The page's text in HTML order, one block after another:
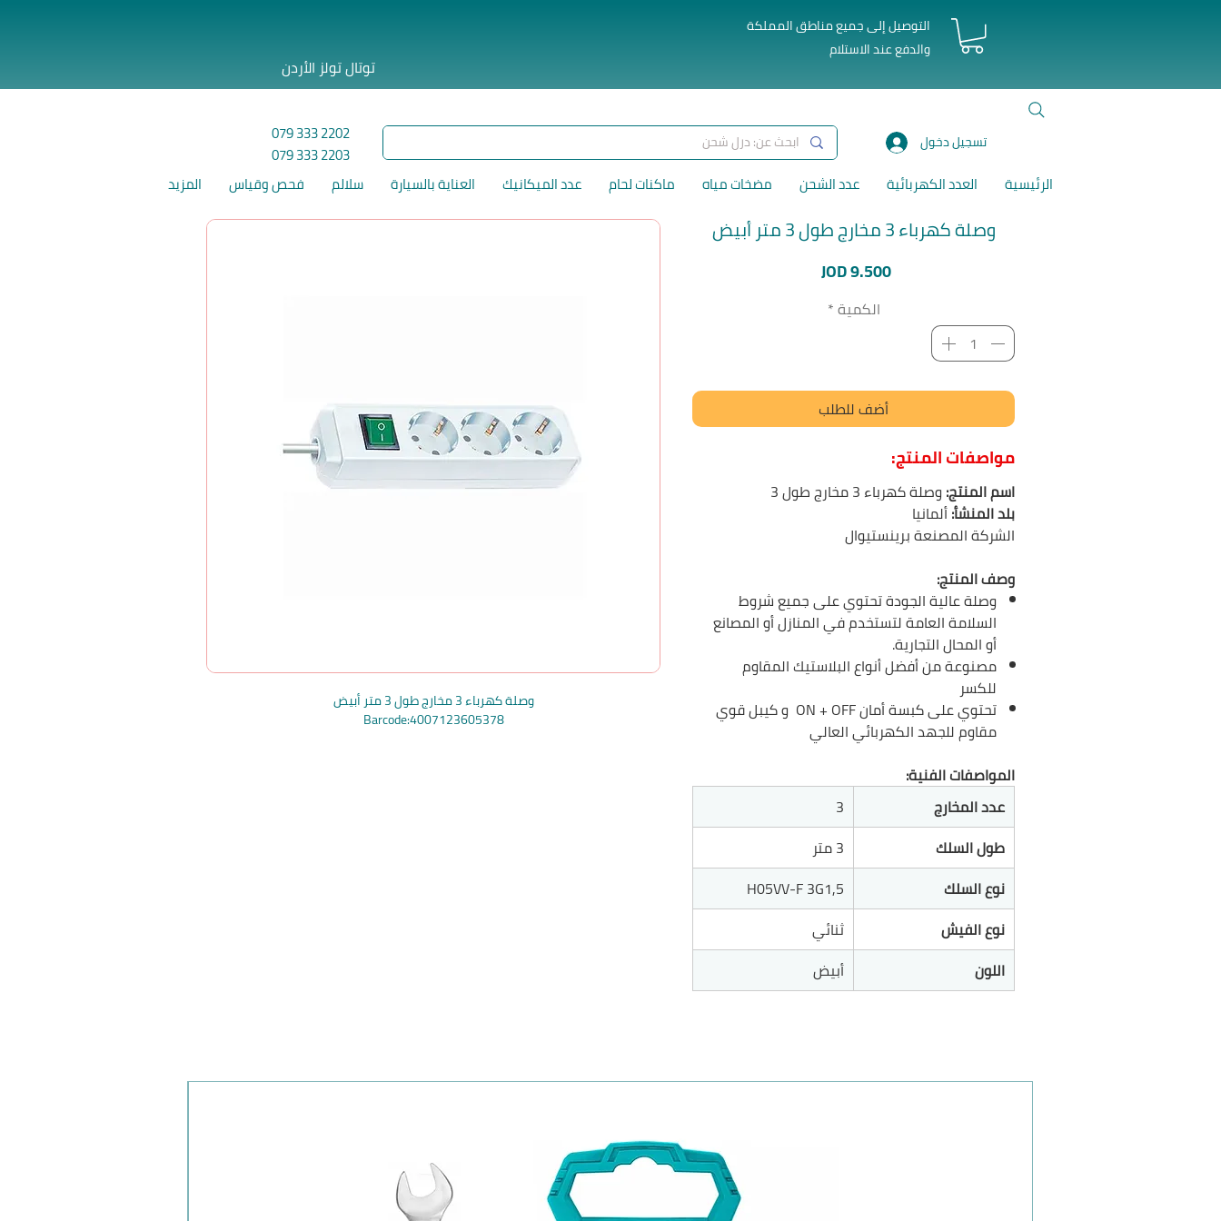
توتال تولز الأردن
التوصيل إلى جميع مناطق المملكة
والدفع عند الاستلام
079 333 2202
079 333 2203
تسجيل دخول
الرئيسية العدد الكهربائية عدد الشحن مضخات مياه ماكنات لحام عدد الميكانيك العناية بالسيارة سلالم فحص وقياس المزيد
وصلة كهرباء 3 مخارج طول 3 متر أبيض
Barcode:4007123605378
وصلة كهرباء 3 مخارج طول 3 متر أبيض
JOD 9.500السعر
الكمية*
أضف للطلب
مواصفات المنتج:
اسم المنتج: وصلة كهرباء 3 مخارج طول 3
بلد المنشأ:ألمانيا
الشركة المصنعةبرينستيوال
وصف المنتج:
وصلة عالية الجودة تحتوي على جميع شروط
السلامة العامة لتستخدم في المنازل أو المصانع
أو المحال التجارية.
مصنوعة من أفضل أنواع البلاستيك المقاوم
للكسر
تحتوي على كبسة أمان ON + OFF و كيبل قوي
مقاوم للجهد الكهربائي العالي
المواصفات الفنية:
عدد المخارج
3
طول السلك
3 متر
نوع السلك
H05VV-F 3G1,5
نوع الفيش
ثنائي
اللون
أبيض